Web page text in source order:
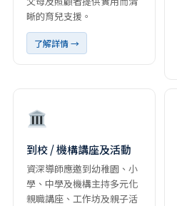
晰的育兒支援。
了解詳情 →
到校 / 機構講座及活動
資深導師應邀到幼稚園、小
學、中學及機構主持多元化
親職講座、工作坊及親子活